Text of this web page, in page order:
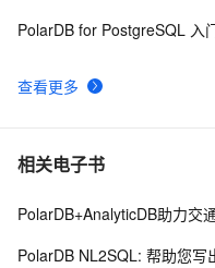
查看更多
PolarDB for PostgreSQL 入
相关电子书
PolarDB+AnalyticDB助力交
PolarDB NL2SQL: 帮助您写